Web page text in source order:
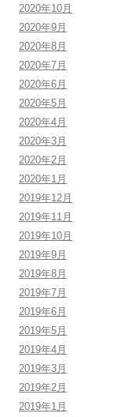
2020年10月
2020年9月
2020年8月
2020年7月
2020年6月
2020年5月
2020年4月
2020年3月
2020年2月
2020年1月
2019年12月
2019年11月
2019年10月
2019年9月
2019年8月
2019年7月
2019年6月
2019年5月
2019年4月
2019年3月
2019年2月
2019年1月